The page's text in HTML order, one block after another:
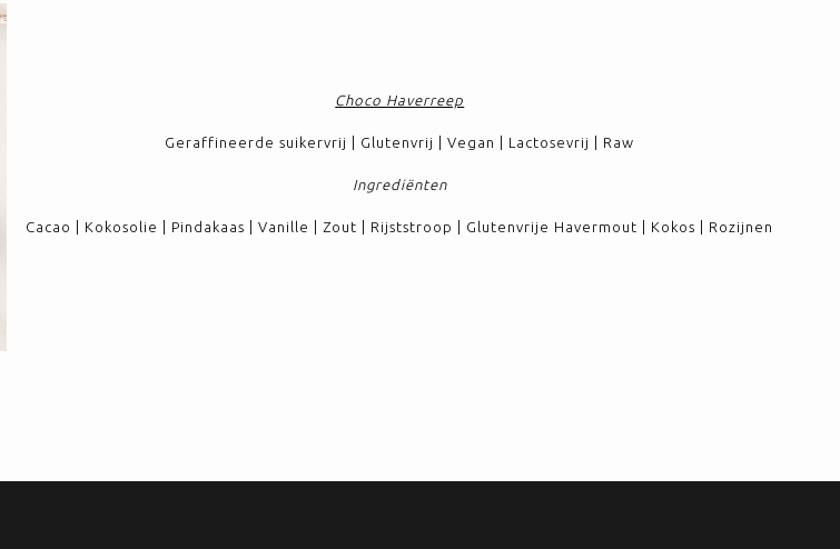
Choco Haverreep
Geraffineerde suikervrij | Glutenvrij | Vegan | Lactosevrij | Raw
Ingrediënten
Cacao | Kokosolie | Pindakaas | Vanille | Zout | Rijststroop | Glutenvrije Havermout | Kokos | Rozijnen